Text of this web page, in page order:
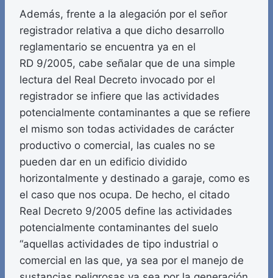
Además, frente a la alegación por el señor
registrador relativa a que dicho desarrollo
reglamentario se encuentra ya en el
RD 9/2005, cabe señalar que de una simple
lectura del Real Decreto invocado por el
registrador se infiere que las actividades
potencialmente contaminantes a que se refiere
el mismo son todas actividades de carácter
productivo o comercial, las cuales no se
pueden dar en un edificio dividido
horizontalmente y destinado a garaje, como es
el caso que nos ocupa. De hecho, el citado
Real Decreto 9/2005 define las actividades
potencialmente contaminantes del suelo
“aquellas actividades de tipo industrial o
comercial en las que, ya sea por el manejo de